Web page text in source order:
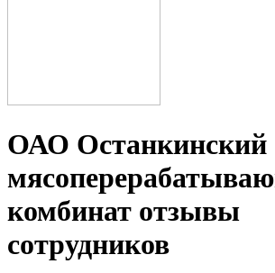
ОАО Останкинский
комбинат отзывы
сотрудников